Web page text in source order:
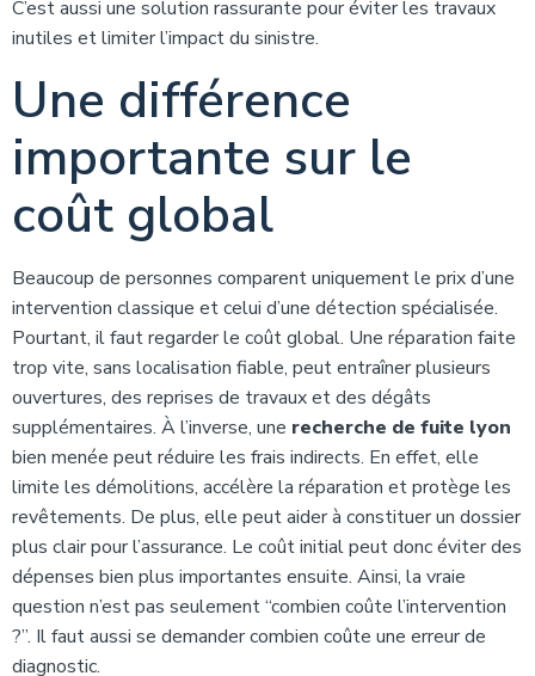
C’est aussi une solution rassurante pour éviter les travaux
inutiles et limiter l’impact du sinistre.
Une différence
importante sur le
coût global
Beaucoup de personnes comparent uniquement le prix d’une
intervention classique et celui d’une détection spécialisée.
Pourtant, il faut regarder le coût global. Une réparation faite
trop vite, sans localisation fiable, peut entraîner plusieurs
ouvertures, des reprises de travaux et des dégâts
supplémentaires. À l’inverse, une recherche de fuite lyon
bien menée peut réduire les frais indirects. En effet, elle
limite les démolitions, accélère la réparation et protège les
revêtements. De plus, elle peut aider à constituer un dossier
plus clair pour l’assurance. Le coût initial peut donc éviter des
dépenses bien plus importantes ensuite. Ainsi, la vraie
question n’est pas seulement “combien coûte l’intervention
?”. Il faut aussi se demander combien coûte une erreur de
diagnostic.